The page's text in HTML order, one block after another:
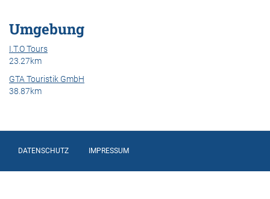
Umgebung
I.T.O Tours
23.27km
GTA Touristik GmbH
38.87km
DATENSCHUTZ IMPRESSUM